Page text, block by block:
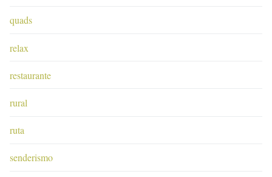
quads
relax
restaurante
rural
ruta
senderismo